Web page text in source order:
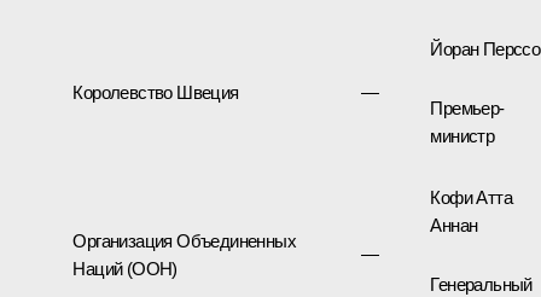
Королевство Швеция —
Йоран
Премьер-
министр
Организация Объединенных
Наций (ООН)
—
Кофи Атта
Аннан
Генеральный